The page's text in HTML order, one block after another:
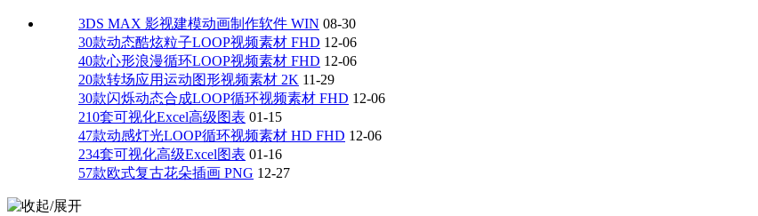
3DS MAX 影视建模动画制作软件 WIN 08-30
30款动态酷炫粒子LOOP视频素材 FHD 12-06
40款心形浪漫循环LOOP视频素材 FHD 12-06
20款转场应用运动图形视频素材 2K 11-29
30款闪烁动态合成LOOP循环视频素材 FHD 12-06
210套可视化Excel高级图表 01-15
47款动感灯光LOOP循环视频素材 HD FHD 12-06
234套可视化高级Excel图表 01-16
57款欧式复古花朵插画 PNG 12-27